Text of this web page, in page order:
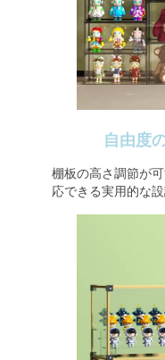
自由度
棚板の高さ調節が
応できる実用的な